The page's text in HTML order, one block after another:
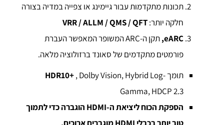
תכונות מתקדמות עבור גיימינג או צפייה במדיה בצורה
חלקה יותר:VRR / ALLM / QMS / QFT
eARC
,
תקן ה-ARC המשופר המאפשר העברת
פורמטים מתקדמים של סאונד ברזולוציה מלאה.
תומך
HDR10+, Dolby Vision, Hybrid Log-
Gamma, HDCP 2.3
הספקת הכוח ליציאת ה-HDMI הוגברה כדי לתמוך